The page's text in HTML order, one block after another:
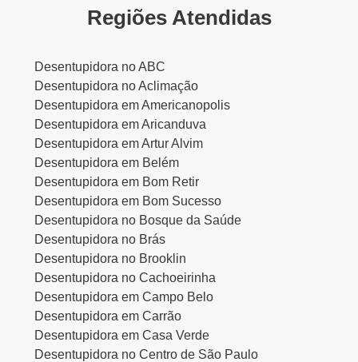
Regiões Atendidas
Desentupidora no ABC
Desentupidora no Aclimação
Desentupidora em Americanopolis
Desentupidora em Aricanduva
Desentupidora em Artur Alvim
Desentupidora em Belém
Desentupidora em Bom Retir
Desentupidora em Bom Sucesso
Desentupidora no Bosque da Saúde
Desentupidora no Brás
Desentupidora no Brooklin
Desentupidora no Cachoeirinha
Desentupidora em Campo Belo
Desentupidora em Carrão
Desentupidora em Casa Verde
Desentupidora no Centro de São Paulo